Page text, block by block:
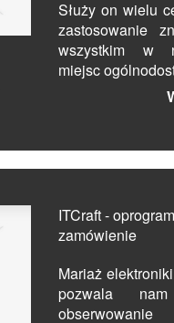
Służy on wielu
zastosowanie
wszystkim w
miejsc
ITCraft -
zamówienie
Mariaż
pozwala